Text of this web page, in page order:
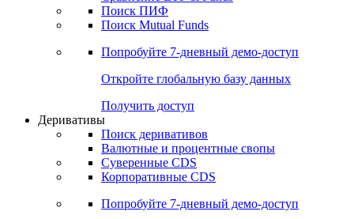
Получить доступ
ETF & Funds
Сравнение ETF & Funds
Поиск Mutual Funds
Попробуйте7-дневный
Откройте глобальную базу данных
Получить доступ
Деривативы
Валютные и процентные свопы